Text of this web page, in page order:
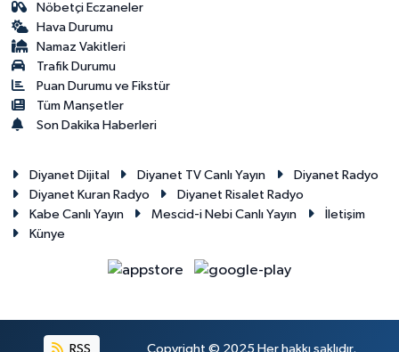
Nöbetçi Eczaneler
Hava Durumu
Namaz Vakitleri
Trafik Durumu
Puan Durumu ve Fikstür
Tüm Manşetler
Son Dakika Haberleri
Diyanet Dijital Diyanet TV Canlı Yayın
Diyanet Radyo
Diyanet Kuran Radyo
Diyanet Risalet Radyo
Kabe Canlı Yayın
Mescid-i Nebi Canlı Yayın
İletişim
Künye
RSS Copyright © 2025 Her hakkı saklıdır.